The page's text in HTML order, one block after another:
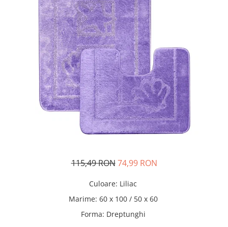
115,49 RON 74,99 RON
Culoare: Liliac
Marime: 60 x 100 / 50 x 60
Forma: Dreptunghi